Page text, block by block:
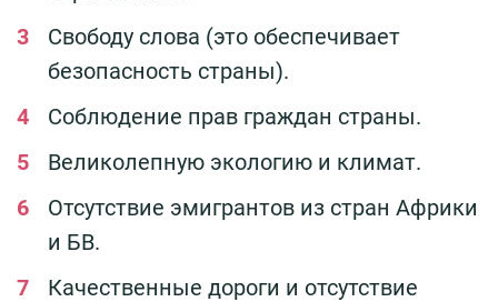
Свободу слова (это обеспечивает
безопасность страны).
Соблюдение прав граждан страны.
Великолепную экологию и климат.
Отсутствие эмигрантов из стран Африки
и БВ.
Качественные дороги и отсутствие